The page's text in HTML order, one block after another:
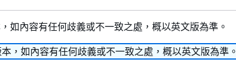
如內容有任何歧義或不一致之處，概以英文版為準。
，如內容有任何歧義或不一致之處，概以英文版為準。